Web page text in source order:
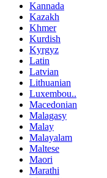
Kannada
Kazakh
Khmer
Kurdish
Kyrgyz
Latin
Latvian
Lithuanian
Luxembou..
Macedonian
Malagasy
Malay
Malayalam
Maltese
Maori
Marathi